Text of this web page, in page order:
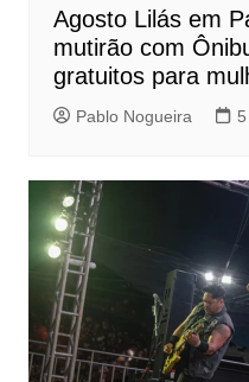
Agosto Lilás em
mutirão com
gratuitos para
Pablo Nogueira